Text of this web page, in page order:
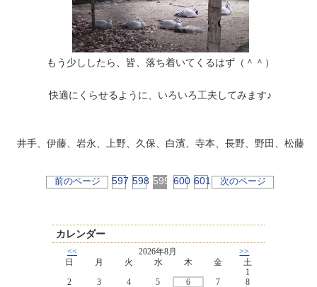
もう少ししたら、皆、落ち着いてくるはず（＾＾）
快適にくらせるように、いろいろ工夫してみます♪
井手、伊藤、岩永、上野、久保、白濱、寺本、長野、野田、松藤
前のページ 597 598 599 600 601 次のページ
カレンダー
<< 2026年8月
>>
日
月 火 水 木 金
土
1
2
3 4 5 6 7
8